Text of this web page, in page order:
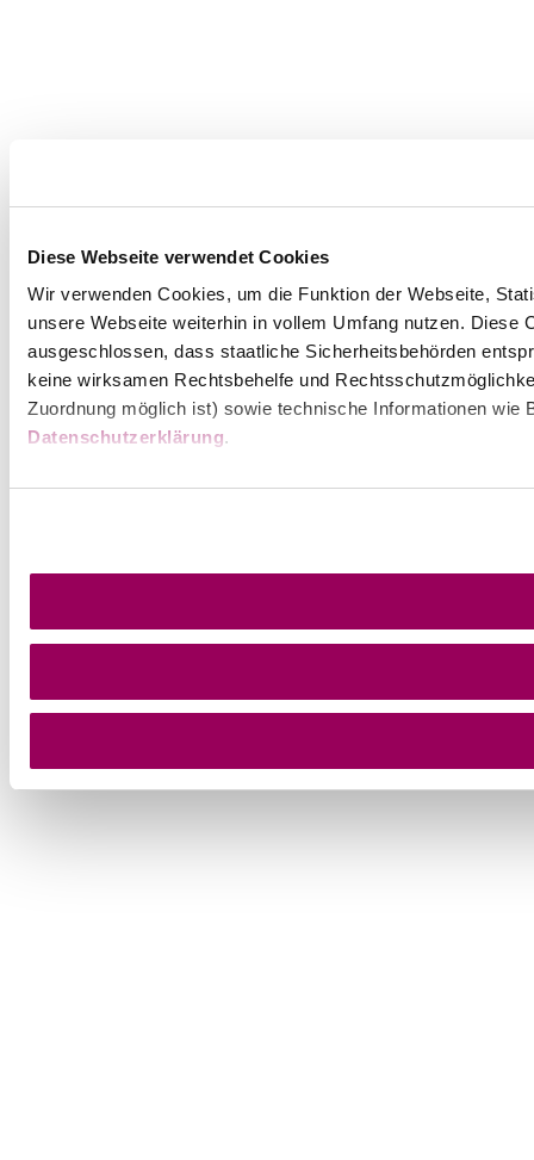
Diese Webseite verwendet Cookies
Wir verwenden Cookies, um die Funktion der Webseite,
unsere Webseite weiterhin in vollem Umfang nutzen.
ausgeschlossen, dass staatliche Sicherheitsbehörden
keine wirksamen Rechtsbehelfe und
Zuordnung möglich ist) sowie technische Informationen
Datenschutzerklärung.